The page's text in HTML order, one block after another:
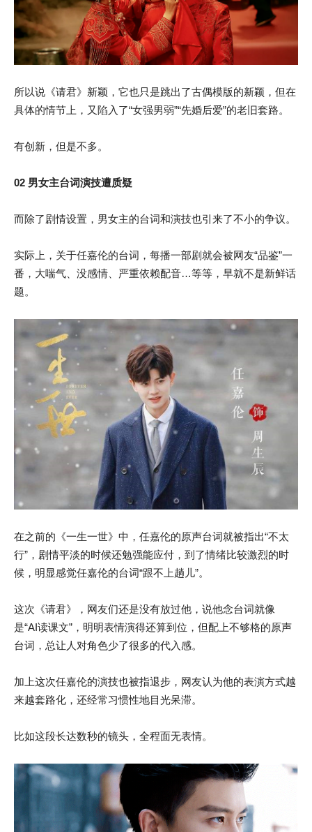
所以说《请君》新颖，它也只是跳出了古偶模版的新颖，但在
具体的情节上，又陷入了“女强男弱”“先婚后爱”的老旧套路。
有创新，但是不多。
02 男女主台词演技遭质疑
而除了剧情设置，男女主的台词和演技也引来了不小的争议。
实际上，关于任嘉伦的台词，每播一部剧就会被网友“品鉴”一
番，大喘气、没感情、严重依赖配音…等等，早就不是新鲜话
题。
在之前的《一生一世》中，任嘉伦的原声台词就被指出“不太
行”，剧情平淡的时候还勉强能应付，到了情绪比较激烈的时
候，明显感觉任嘉伦的台词“跟不上趟儿”。
这次《请君》，网友们还是没有放过他，说他念台词就像
是“AI读课文”，明明表情演得还算到位，但配上不够格的原声
台词，总让人对角色少了很多的代入感。
加上这次任嘉伦的演技也被指退步，网友认为他的表演方式越
来越套路化，还经常习惯性地目光呆滞。
比如这段长达数秒的镜头，全程面无表情。